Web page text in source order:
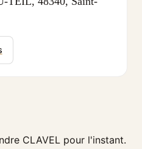
CLAVEL pour l'instant.